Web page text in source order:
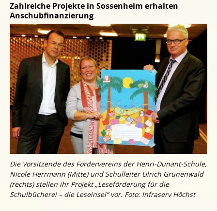
Zahlreiche Projekte in Sossenheim erhalten
Anschubfinanzierung
Die Vorsitzende des Fördervereins der Henri-Dunant-Schule,
Nicole Herrmann (Mitte) und Schulleiter Ulrich Grünenwald
(rechts) stellen ihr Projekt „Leseförderung für die
Schulbücherei – die Leseinsel“ vor. Foto: Infraserv Höchst